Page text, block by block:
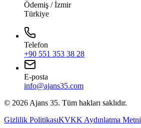
Ödemiş / İzmir
Türkiye
Telefon
+90 551 353 38 28
E-posta
info@ajans35.com
© 2026 Ajans 35. Tüm hakları saklıdır.
Gizlilik PolitikasıKVKK Aydınlatma Metni